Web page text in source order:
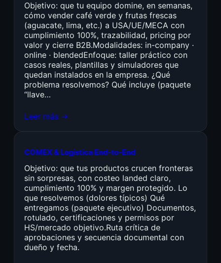
Objetivo: que tu equipo domine, en semanas,
cómo vender café verde y frutas frescas
(aguacate, lima, etc.) a USA/UE/MECA con
cumplimiento 100%, trazabilidad, pricing por
valor y cierre B2B.Modalidades: in-company ·
online · blendedEnfoque: taller práctico con
casos reales, plantillas y simuladores que
quedan instalados en la empresa. ¿Qué
problema resolvemos? Qué incluye (paquete
“llave…
Leer más →
COMEX & Logística End-to-End
Objetivo: que tus productos crucen fronteras
sin sorpresas, con costeo landed claro,
cumplimiento 100% y margen protegido. Lo
que resolvemos (dolores típicos) Qué
entregamos (paquete ejecutivo) Documentos,
rotulado, certificaciones y permisos por
HS/mercado objetivo.Ruta crítica de
aprobaciones y secuencia documental con
dueño y fecha.